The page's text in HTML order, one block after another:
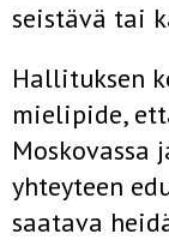
seistävä tai
Hallituksen
mielipide,
yhteyteen
saatava